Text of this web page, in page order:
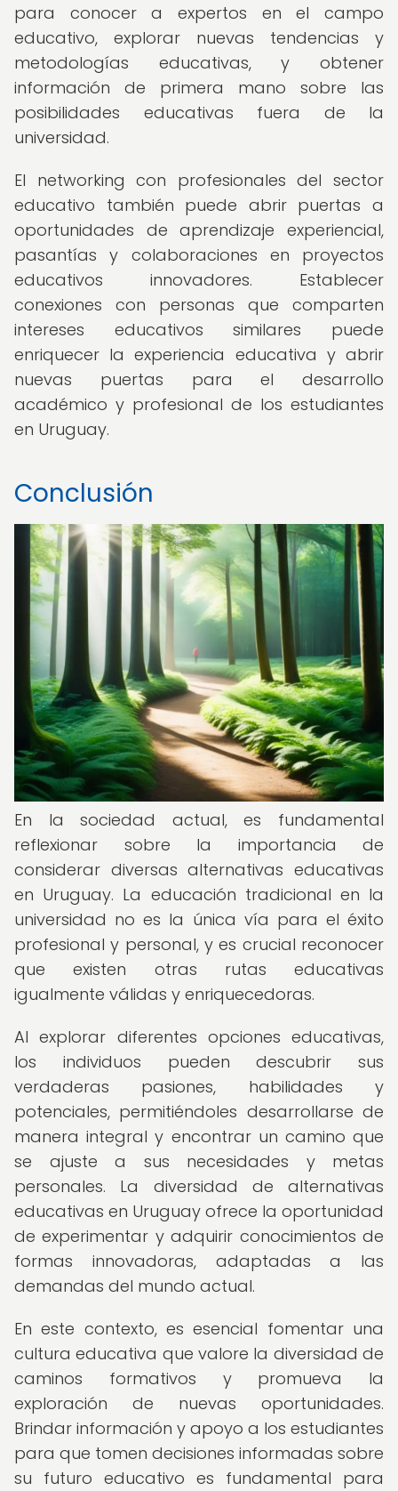
para conocer a expertos en el campo
educativo, explorar nuevas tendencias y
metodologías educativas, y obtener
información de primera mano sobre las
posibilidades educativas fuera de la
universidad.
El networking con profesionales del sector
educativo también puede abrir puertas a
oportunidades de aprendizaje experiencial,
pasantías y colaboraciones en proyectos
educativos innovadores. Establecer
conexiones con personas que comparten
intereses educativos similares puede
enriquecer la experiencia educativa y abrir
nuevas puertas para el desarrollo
académico y profesional de los estudiantes
en Uruguay.
Conclusión
En la sociedad actual, es fundamental
reflexionar sobre la importancia de
considerar diversas alternativas educativas
en Uruguay. La educación tradicional en la
universidad no es la única vía para el éxito
profesional y personal, y es crucial reconocer
que existen otras rutas educativas
igualmente válidas y enriquecedoras.
Al explorar diferentes opciones educativas,
los individuos pueden descubrir sus
verdaderas pasiones, habilidades y
potenciales, permitiéndoles desarrollarse de
manera integral y encontrar un camino que
se ajuste a sus necesidades y metas
personales. La diversidad de alternativas
educativas en Uruguay ofrece la oportunidad
de experimentar y adquirir conocimientos de
formas innovadoras, adaptadas a las
demandas del mundo actual.
En este contexto, es esencial fomentar una
cultura educativa que valore la diversidad de
caminos formativos y promueva la
exploración de nuevas oportunidades.
Brindar información y apoyo a los estudiantes
para que tomen decisiones informadas sobre
su futuro educativo es fundamental para